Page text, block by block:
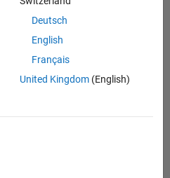
Deutsch
English
Français
United Kingdom(English)